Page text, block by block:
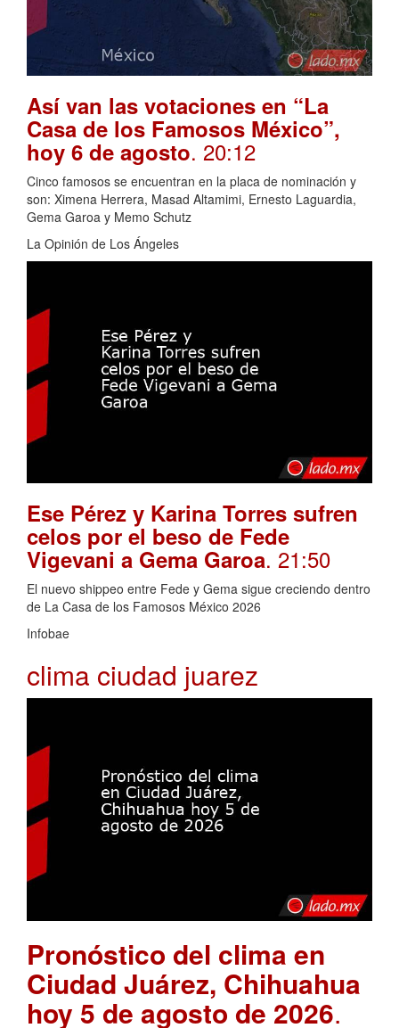
Así van las votaciones en “La
Casa de los Famosos México”,
hoy 6 de agosto. 20:12
Cinco famosos se encuentran en la placa de nominación y
son: Ximena Herrera, Masad Altamimi, Ernesto Laguardia,
Gema Garoa y Memo Schutz
La Opinión de Los Ángeles
Ese Pérez y Karina Torres sufren
celos por el beso de Fede
Vigevani a Gema Garoa. 21:50
El nuevo shippeo entre Fede y Gema sigue creciendo dentro
de La Casa de los Famosos México 2026
Infobae
clima ciudad juarez
Pronóstico del clima en
Ciudad Juárez, Chihuahua
hoy 5 de agosto de 2026.